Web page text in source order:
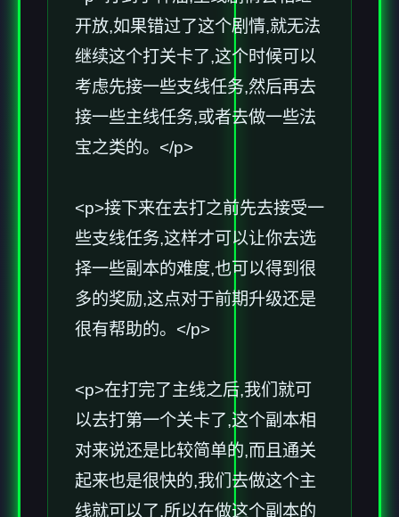
开放,如果错过了这个剧情,就无法
继续这个打关卡了,这个时候可以
考虑先接一些支线任务,然后再去
接一些主线任务,或者去做一些法
宝之类的。</p>
<p>接下来在去打之前先去接受一
些支线任务,这样才可以让你去选
择一些副本的难度,也可以得到很
多的奖励,这点对于前期升级还是
很有帮助的。</p>
<p>在打完了主线之后,我们就可
以去打第一个关卡了,这个副本相
对来说还是比较简单的,而且通关
起来也是很快的,我们去做这个主
线就可以了,所以在做这个副本的